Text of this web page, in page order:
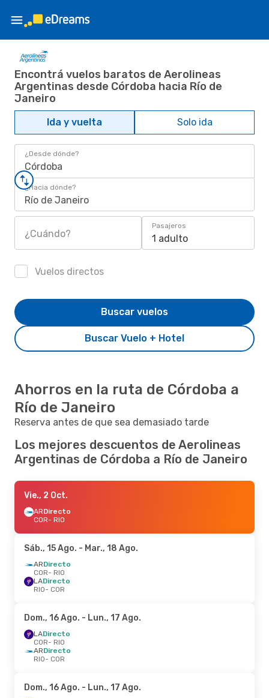
Encontrá vuelos baratos de Aerolineas
Argentinas desde Córdoba hacia Río de
Janeiro
Ida y vuelta Solo ida
¿Desde dónde?
Córdoba
¿Hacia dónde?
Río de Janeiro
¿Cuándo?
Pasajeros
1 adulto
Vuelos directos
Buscar Vuelo + Hotel
Buscar vuelos
Ahorros en la ruta de Córdoba a
Río de Janeiro
Reserva antes de que sea demasiado tarde
Los mejores descuentos de Aerolineas
Argentinas de Córdoba a Río de Janeiro
Vie., 2 Oct.
ARDirecto
COR- RIO
Sáb., 15 Ago. - Mar., 18 Ago.
ARDirecto
COR- RIO
LADirecto
RIO- COR
Dom., 16 Ago. - Lun., 17 Ago.
LADirecto
COR- RIO
ARDirecto
RIO- COR
Dom., 16 Ago. - Lun., 17 Ago.